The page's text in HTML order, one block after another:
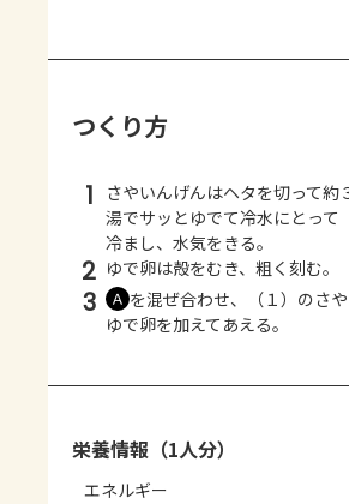
つくり方
1
さやいんげんはヘタを切って約
湯でサッとゆでて冷水にとって
冷まし、水気をきる。
2 ゆで卵は殻をむき、粗く刻む。
3 Ａ を混ぜ合わせ、（１）のさ
ゆで卵を加えてあえる。
栄養情報（1人分）
エネルギー